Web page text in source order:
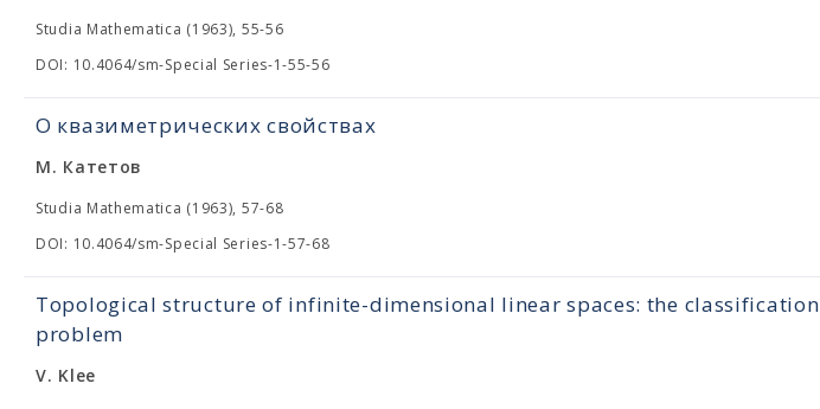
Studia Mathematica (1963), 55-56
DOI: 10.4064/sm-Special Series-1-55-56
О квазиметрических свойствах
М. Катетов
Studia Mathematica (1963), 57-68
DOI: 10.4064/sm-Special Series-1-57-68
Topological structure of infinite-dimensional linear spaces: the classification
problem
V. Klee